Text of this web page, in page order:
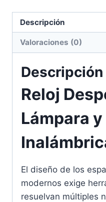
Descripción
Valoraciones (0)
Descripción
Reloj
Lámpara
El diseño de los
modernos exige
resuelvan múltiples